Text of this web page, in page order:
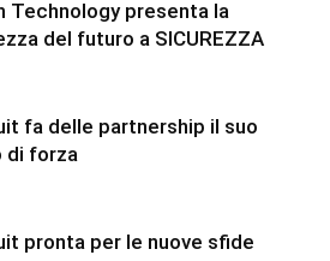
Technology presenta la
del futuro a SICUREZZA
fa delle partnership il suo
di forza
pronta per le nuove sfide